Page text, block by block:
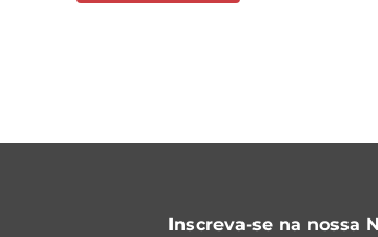
Inscreva-se na nossa